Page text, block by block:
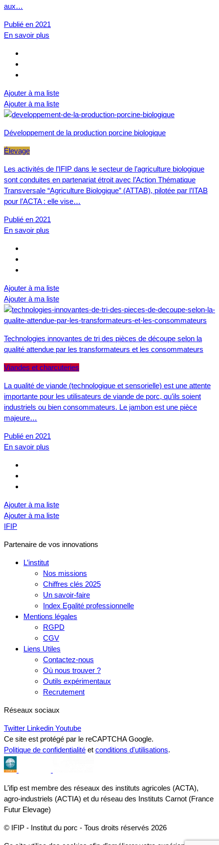
aux…
Publié en 2021
En savoir plus
Ajouter à ma liste
Ajouter à ma liste
Développement de la production porcine biologique
Élevage
Les activités de l’IFIP dans le secteur de l’agriculture biologique
sont conduites en partenariat étroit avec l’Action Thématique
Transversale “Agriculture Biologique” (ATTAB), pilotée par l’ITAB
pour l’ACTA : elle vise…
Publié en 2021
En savoir plus
Ajouter à ma liste
Ajouter à ma liste
Technologies innovantes de tri des pièces de découpe selon la
qualité attendue par les transformateurs et les consommateurs
Viandes et charcuteries
La qualité de viande (technologique et sensorielle) est une attente
importante pour les utilisateurs de viande de porc, qu’ils soient
industriels ou bien consommateurs. Le jambon est une pièce
majeure…
Publié en 2021
En savoir plus
Ajouter à ma liste
Ajouter à ma liste
IFIP
Partenaire de vos innovations
L’institut
Nos missions
Chiffres clés 2025
Un savoir-faire
Index Egalité professionnelle
Mentions légales
RGPD
CGV
Liens Utiles
Contactez-nous
Où nous trouver ?
Outils expérimentaux
Recrutement
Réseaux sociaux
Twitter Linkedin Youtube
Ce site est protégé par le reCAPTCHA Google.
Politique de confidentialité et conditions d'utilisations.
L’ifip est membre des réseaux des instituts agricoles (ACTA),
agro-industriels (ACTIA) et du réseau des Instituts Carnot (France
Futur Elevage)
© IFIP - Institut du porc - Tous droits réservés 2026